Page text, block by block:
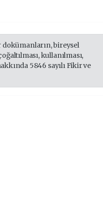
dokümanların, bireysel
kullanılması,
5846 sayılı Fikir ve